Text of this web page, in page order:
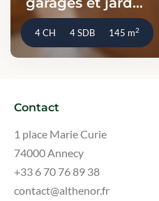
4 CH 4 SDB 145 m2
Contact
1 place Marie Curie
74000 Annecy
+33 6 70 76 89 38
contact@althenor.fr